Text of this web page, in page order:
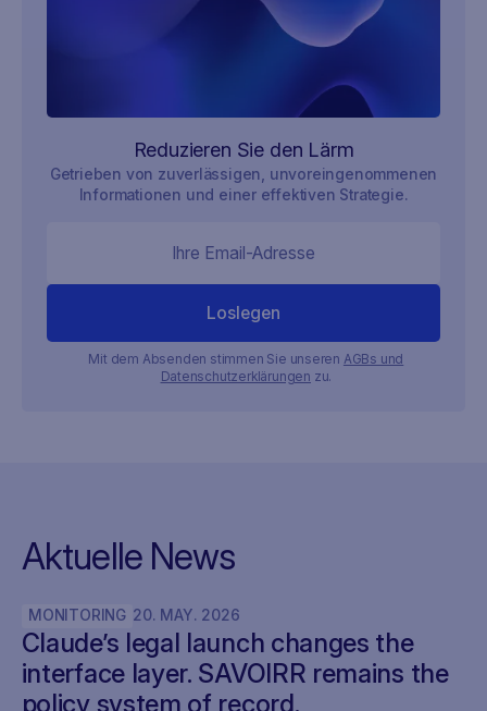
Reduzieren Sie den Lärm
Getrieben von zuverlässigen, unvoreingenommenen
Informationen und einer effektiven Strategie.
Mit dem Absenden stimmen Sie unseren AGBs und
Datenschutzerklärungen zu.
Aktuelle News
MONITORING 20. MAY. 2026
Claude’s legal launch changes the
interface layer. SAVOIRR remains the
policy system of record.